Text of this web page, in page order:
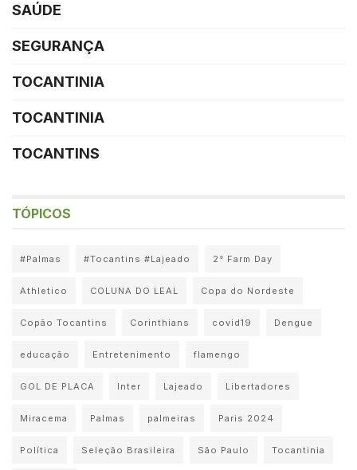
SAÚDE
SEGURANÇA
TOCANTINIA
TOCANTINIA
TOCANTINS
TÓPICOS
#Palmas #Tocantins #Lajeado 2° Farm Day
Athletico COLUNA DO LEAL Copa do Nordeste
Copão Tocantins Corinthians covid19 Dengue
educação Entretenimento flamengo
GOL DE PLACA Inter Lajeado Libertadores
Miracema Palmas palmeiras Paris 2024
Política Seleção Brasileira São Paulo Tocantinia